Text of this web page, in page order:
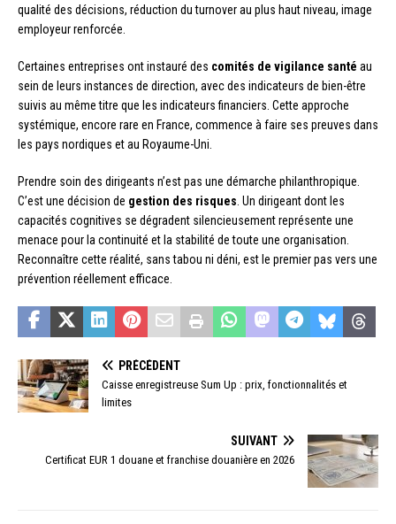
qualité des décisions, réduction du turnover au plus haut niveau, image
employeur renforcée.
Certaines entreprises ont instauré des comités de vigilance santé au
sein de leurs instances de direction, avec des indicateurs de bien-être
suivis au même titre que les indicateurs financiers. Cette approche
systémique, encore rare en France, commence à faire ses preuves dans
les pays nordiques et au Royaume-Uni.
Prendre soin des dirigeants n’est pas une démarche philanthropique.
C’est une décision de gestion des risques. Un dirigeant dont les
capacités cognitives se dégradent silencieusement représente une
menace pour la continuité et la stabilité de toute une organisation.
Reconnaître cette réalité, sans tabou ni déni, est le premier pas vers une
prévention réellement efficace.
PRÉCÉDENT
Caisse enregistreuse Sum Up : prix, fonctionnalités et
limites
SUIVANT
Certificat EUR 1 douane et franchise douanière en 2026